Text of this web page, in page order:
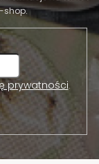
shop.
prywatności.